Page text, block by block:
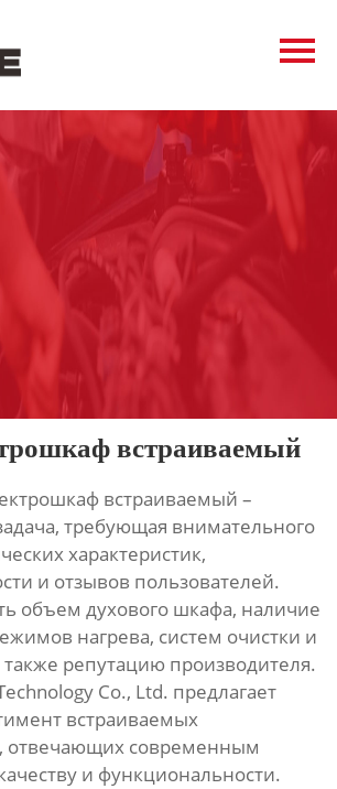
встраиваемый
встраиваемый –
требующая внимательного
характеристик,
и отзывов пользователей.
объем духового шкафа, наличие
нагрева, систем очистки и
также репутацию производителя.
Co., Ltd. предлагает
встраиваемых
отвечающих современным
и функциональности.